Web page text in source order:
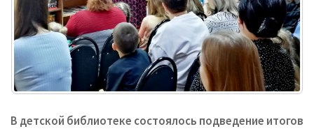
В детской библиотеке состоялось подведение итогов